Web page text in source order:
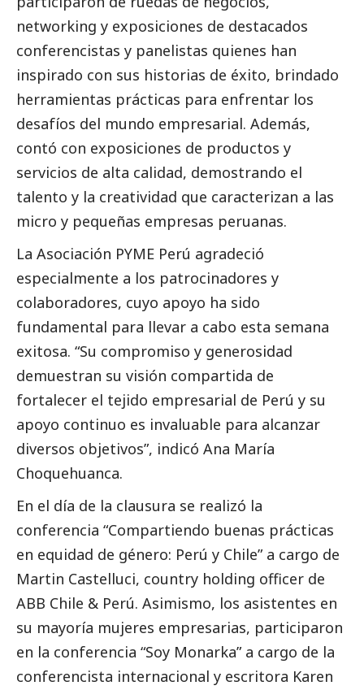
networking y exposiciones de destacados
conferencistas y panelistas quienes han
inspirado con sus historias de éxito, brindado
herramientas prácticas para enfrentar los
desafíos del mundo empresarial. Además,
contó con exposiciones de productos y
servicios de alta calidad, demostrando el
talento y la creatividad que caracterizan a las
micro y pequeñas empresas peruanas.
La Asociación PYME Perú agradeció
especialmente a los patrocinadores y
colaboradores, cuyo apoyo ha sido
fundamental para llevar a cabo esta semana
exitosa. “Su compromiso y generosidad
demuestran su visión compartida de
fortalecer el tejido empresarial de Perú y su
apoyo continuo es invaluable para alcanzar
diversos objetivos”, indicó Ana María
Choquehuanca.
En el día de la clausura se realizó la
conferencia “Compartiendo buenas prácticas
en equidad de género: Perú y Chile” a cargo de
Martin Castelluci, country holding officer de
ABB Chile & Perú. Asimismo, los asistentes en
su mayoría mujeres empresarias, participaron
en la conferencia “Soy Monarka” a cargo de la
conferencista internacional y escritora Karen